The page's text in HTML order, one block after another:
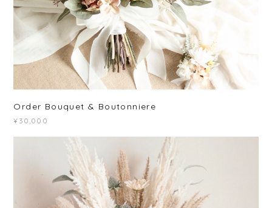
Order Bouquet & Boutonniere
¥30,000